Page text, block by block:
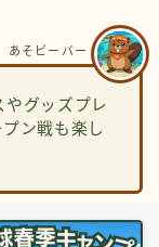
やグッズプレ
ン戦も楽し
あそビーバー